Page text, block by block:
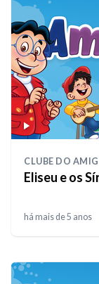
CLUBE DO
Eliseu
há mais de 5 anos